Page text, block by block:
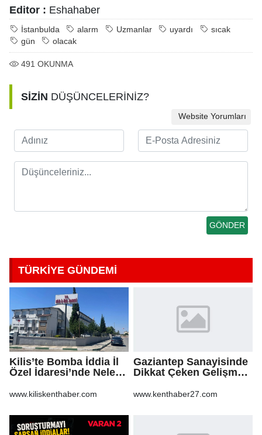
Editor : Eshahaber
İstanbulda alarm Uzmanlar uyardı
sıcak
gün
olacak
491 OKUNMA
SİZİN DÜŞÜNCELERİNİZ?
Website Yorumları
TÜRKİYE GÜNDEMİ
Kilis’te Bomba İddia İl
Özel İdaresi’nde Neler
www.kiliskenthaber.com
Gaziantep Sanayisinde
Dikkat Çeken Gelişme,
Yeniden Yapılandırma
www.kenthaber27.com